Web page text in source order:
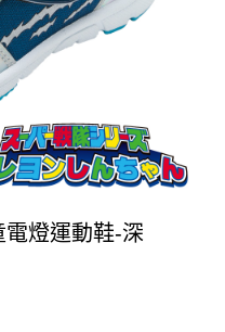
電燈運動鞋-深